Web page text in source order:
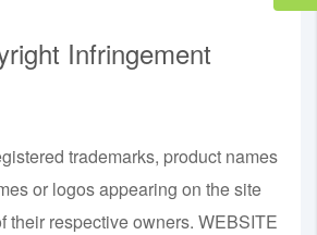
Infringement
trademarks, product names
or logos appearing on the site
their respective owners. WEBSITE